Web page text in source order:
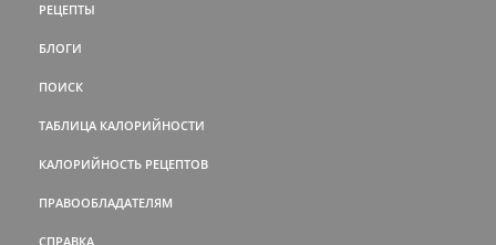
РЕЦЕПТЫ
БЛОГИ
ПОИСК
ТАБЛИЦА КАЛОРИЙНОСТИ
КАЛОРИЙНОСТЬ РЕЦЕПТОВ
ПРАВООБЛАДАТЕЛЯМ
СПРАВКА